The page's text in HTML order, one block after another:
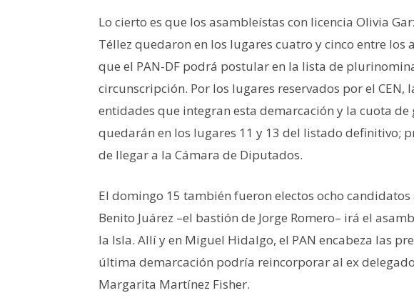
Lo cierto es que los asambleístas con licencia Olivia
Téllez quedaron en los lugares cuatro y cinco entre los
que el PAN-DF podrá postular en la lista de
circunscripción. Por los lugares reservados por el
entidades que integran esta demarcación y la cuota de
quedarán en los lugares 11 y 13 del listado definitivo;
de llegar a la Cámara de Diputados.
El domingo 15 también fueron electos ocho candidatos
Benito Juárez –el bastión de Jorge Romero– irá el
la Isla. Allí y en Miguel Hidalgo, el PAN encabeza las
última demarcación podría reincorporar al ex
Margarita Martínez Fisher.